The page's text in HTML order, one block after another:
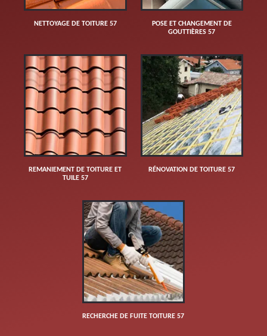
NETTOYAGE DE TOITURE 57
POSE ET CHANGEMENT DE
GOUTTIÈRES 57
REMANIEMENT DE TOITURE ET
TUILE 57
RÉNOVATION DE TOITURE 57
RECHERCHE DE FUITE TOITURE 57